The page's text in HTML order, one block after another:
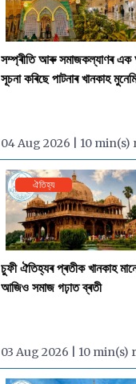
সম্প্ৰীতি আৰু সমাজকল্যাণৰ এক
সূচনা কৰিছে পাটনাৰ খানকাহ
04 Aug 2026 | 10 min(s)
ঐতিহ্য
চুফী ঐতিহ্যৰ প্ৰতীক খানকাহ
আজিও সমাজ গঢ়াত ব্ৰতী
03 Aug 2026 | 10 min(s)